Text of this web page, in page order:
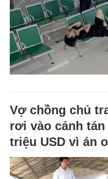
Vợ chồng chủ
rơi vào cảnh
triệu USD vì án